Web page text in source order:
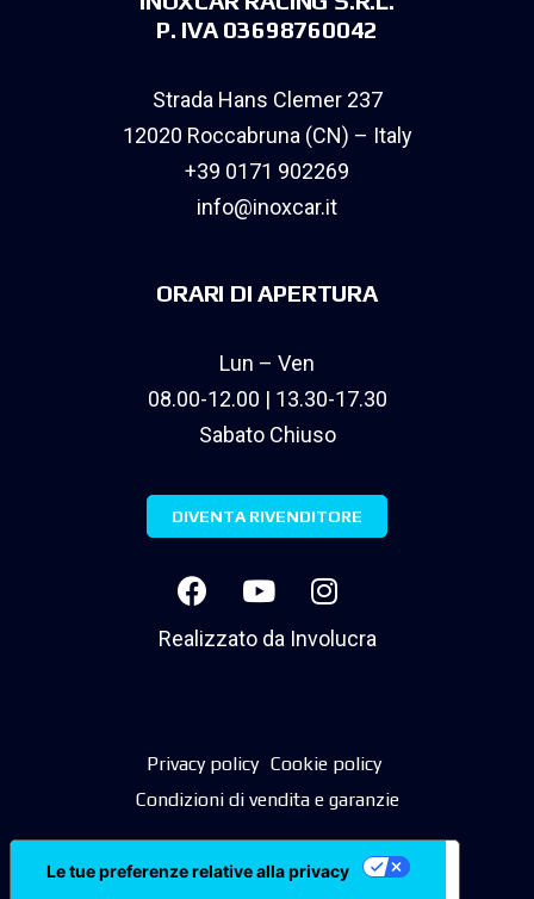
P. IVA 03698760042
Strada Hans Clemer 237
12020 Roccabruna (CN) – Italy
+39 0171 902269
info@inoxcar.it
ORARI DI APERTURA
Lun – Ven
08.00-12.00 | 13.30-17.30
Sabato Chiuso
DIVENTA RIVENDITORE
Realizzato da Involucra
Privacy policy Cookie policy
Condizioni di vendita e garanzie
Le tue preferenze relative alla privacy